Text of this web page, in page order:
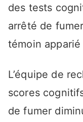
des tests
arrêté de
témoin
L’équipe de
scores
de fumer